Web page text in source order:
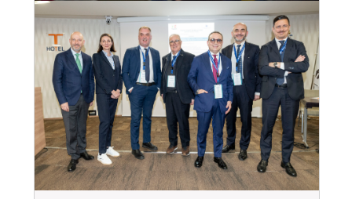
Convegno Fiavet Confcommercio in
Calabria, “il turismo che non si ferma:
radici, identità e destagionalizzazione per
un nuovo modello di sviluppo”
28mar, 2025
VEDI EVENTO